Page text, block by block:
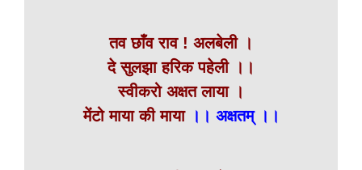
तव छाँव राव ! अलबेली ।
दे सुलझा हरिक पहेली ।।
स्वीकरो अक्षत लाया ।
मेंटो माया की माया ।। अक्षतम् ।।